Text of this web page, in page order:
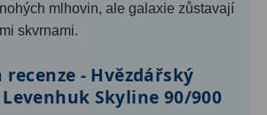
mlhovin, ale galaxie zůstavají
skvrnami.
- Hvězdářský
Skyline 90/900